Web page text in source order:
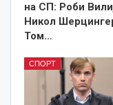
на СП: Роби
Никол
Том…
СПОРТ